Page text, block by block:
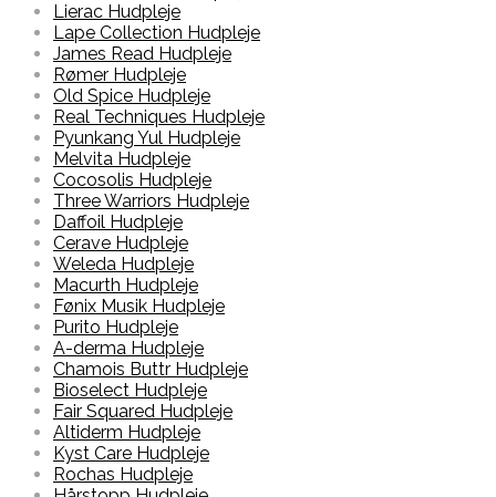
Lierac Hudpleje
Lape Collection Hudpleje
James Read Hudpleje
Rømer Hudpleje
Old Spice Hudpleje
Real Techniques Hudpleje
Pyunkang Yul Hudpleje
Melvita Hudpleje
Cocosolis Hudpleje
Three Warriors Hudpleje
Daffoil Hudpleje
Cerave Hudpleje
Weleda Hudpleje
Macurth Hudpleje
Fønix Musik Hudpleje
Purito Hudpleje
A-derma Hudpleje
Chamois Buttr Hudpleje
Bioselect Hudpleje
Fair Squared Hudpleje
Altiderm Hudpleje
Kyst Care Hudpleje
Rochas Hudpleje